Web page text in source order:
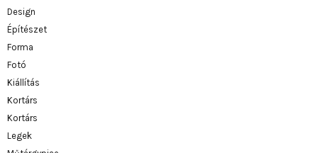
Design
Építészet
Forma
Fotó
Kiállítás
Kortárs
Kortárs
Legek